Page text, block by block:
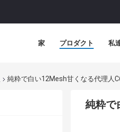
家 プロダクト 私
純粋で白い12Mesh甘くなる代理人
純粋で